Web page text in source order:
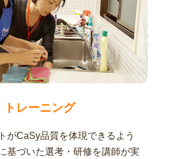
トレーニング
がCaSy品質を体現できるよう
基づいた選考・研修を講師が実